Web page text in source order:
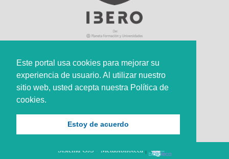
Este portal usa cookies para mejorar su
experiencia de usuario. Al utilizar nuestro
sitio web, usted acepta nuestra Política de
cookies.
Estoy de acuerdo
Sede Principal
Calle 67 #5-27; Bogotá, Colombia.
Sistema OJS - Metabiblioteca |